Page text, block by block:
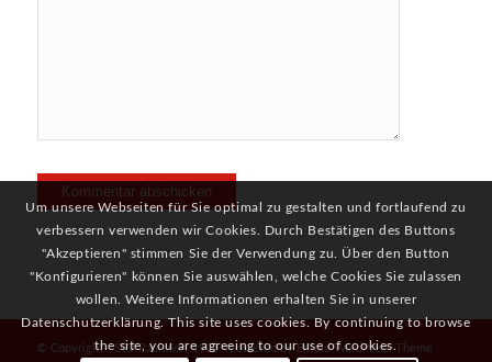
© Copyright -SSV Paulsdorf 1970-powered by Enfold WordPress Theme
Um unsere Webseiten für Sie optimal zu gestalten und fortlaufend zu
verbessern verwenden wir Cookies. Durch Bestätigen des Buttons
"Akzeptieren" stimmen Sie der Verwendung zu. Über den Button
"Konfigurieren" können Sie auswählen, welche Cookies Sie zulassen
wollen. Weitere Informationen erhalten Sie in unserer
Datenschutzerklärung. This site uses cookies. By continuing to browse
the site, you are agreeing to our use of cookies.